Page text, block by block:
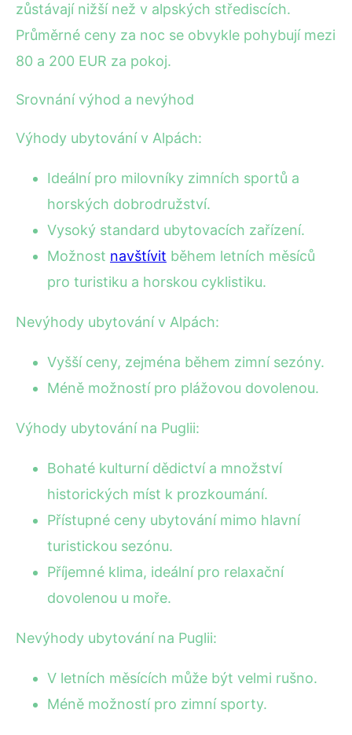
zůstávají nižší než v alpských střediscích.
Průměrné ceny za noc se obvykle pohybují mezi
80 a 200 EUR za pokoj.
Srovnání výhod a nevýhod
Výhody ubytování v Alpách:
Ideální pro milovníky zimních sportů a
horských dobrodružství.
Vysoký standard ubytovacích zařízení.
Možnost navštívit během letních měsíců
pro turistiku a horskou cyklistiku.
Nevýhody ubytování v Alpách:
Vyšší ceny, zejména během zimní sezóny.
Méně možností pro plážovou dovolenou.
Výhody ubytování na Puglii:
Bohaté kulturní dědictví a množství
historických míst k prozkoumání.
Přístupné ceny ubytování mimo hlavní
turistickou sezónu.
Příjemné klima, ideální pro relaxační
dovolenou u moře.
Nevýhody ubytování na Puglii:
V letních měsících může být velmi rušno.
Méně možností pro zimní sporty.